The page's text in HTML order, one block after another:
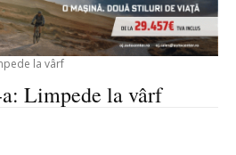
la vârf
Limpede la vârf